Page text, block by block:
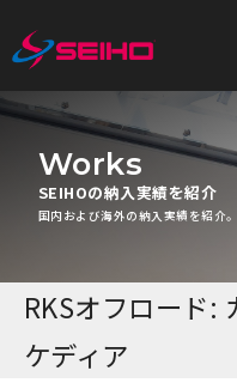
Works
SEIHOの納入実績を紹介
国内および海外の納入実績を紹介。
RKSオフロード:
ケディア